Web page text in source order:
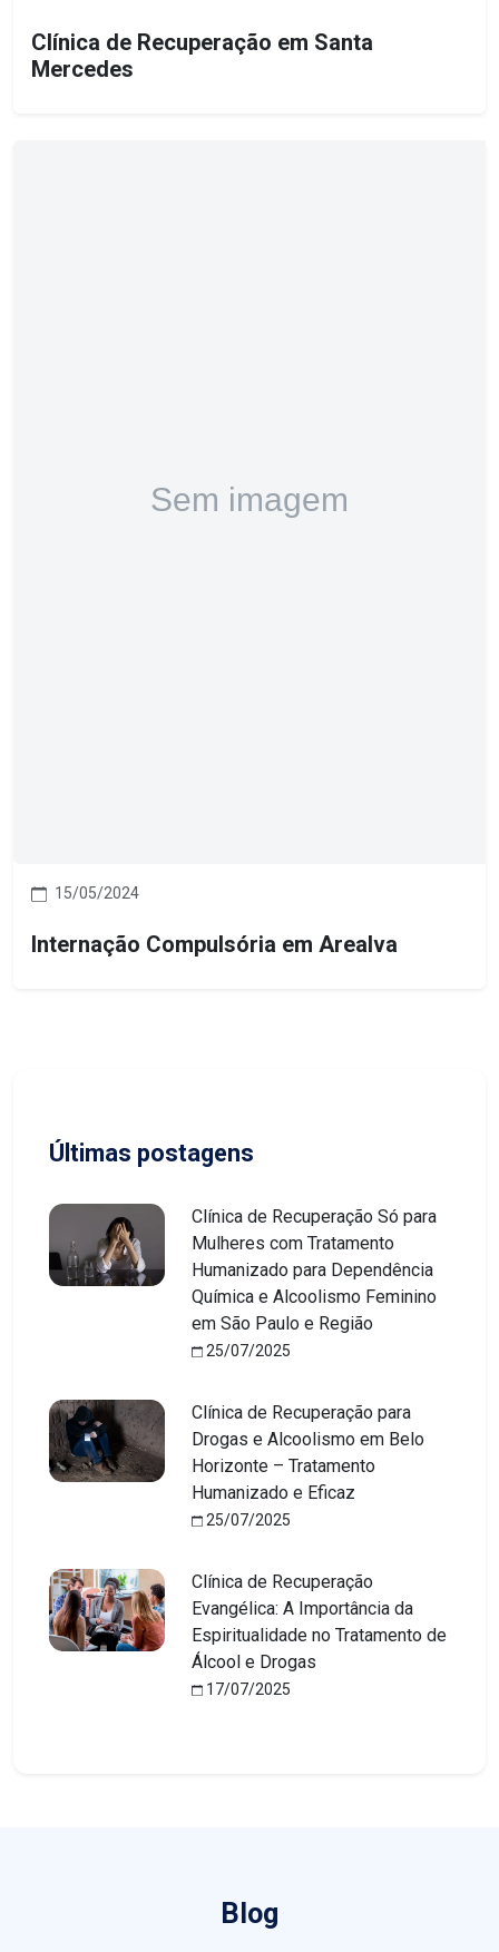
Clínica de Recuperação em Santa
Mercedes
15/05/2024
Internação Compulsória em Arealva
Últimas postagens
Clínica de Recuperação Só para
Mulheres com Tratamento
Humanizado para Dependência
Química e Alcoolismo Feminino
em São Paulo e Região
25/07/2025
Clínica de Recuperação para
Drogas e Alcoolismo em Belo
Horizonte – Tratamento
Humanizado e Eficaz
25/07/2025
Clínica de Recuperação
Evangélica: A Importância da
Espiritualidade no Tratamento de
Álcool e Drogas
17/07/2025
Blog